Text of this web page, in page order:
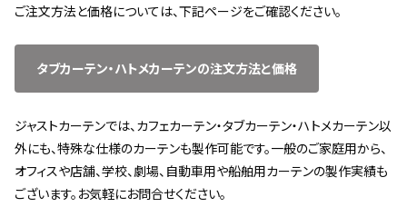
ご注文方法と価格については、下記ページをご確認ください。
タブカーテン・ハトメカーテンの注文方法と価格
ジャストカーテンでは、カフェカーテン・タブカーテン・ハトメカーテン以
外にも、特殊な仕様のカーテンも製作可能です。一般のご家庭用から、
オフィスや店舗、学校、劇場、自動車用や船舶用カーテンの製作実績も
ございます。お気軽にお問合せください。